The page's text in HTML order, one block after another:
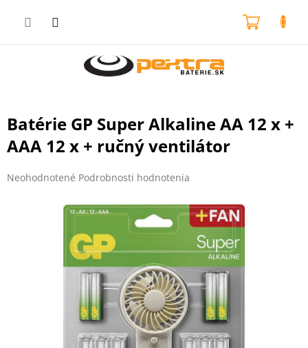
Batérie GP Super Alkaline AA 12 x +
AAA 12 x + ručný ventilátor
Priemerné
Neohodnotené Podrobnosti hodnotenia